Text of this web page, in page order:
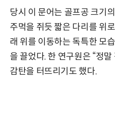
당시 이 문어는 골프공 크기
주먹을 쥐듯 짧은 다리를 위
래 위를 이동하는 독특한 모
을 끌었다. 한 연구원은 “정
감탄을 터뜨리기도 했다.